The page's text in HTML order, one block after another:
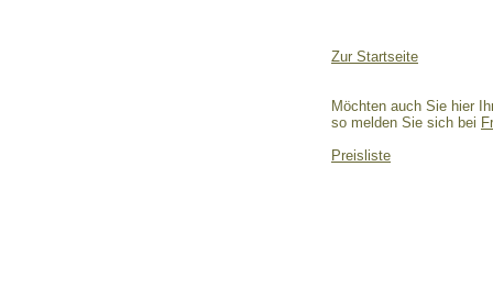
Zur Startseite
Möchten auch Sie hier
so melden Sie sich bei
Preisliste